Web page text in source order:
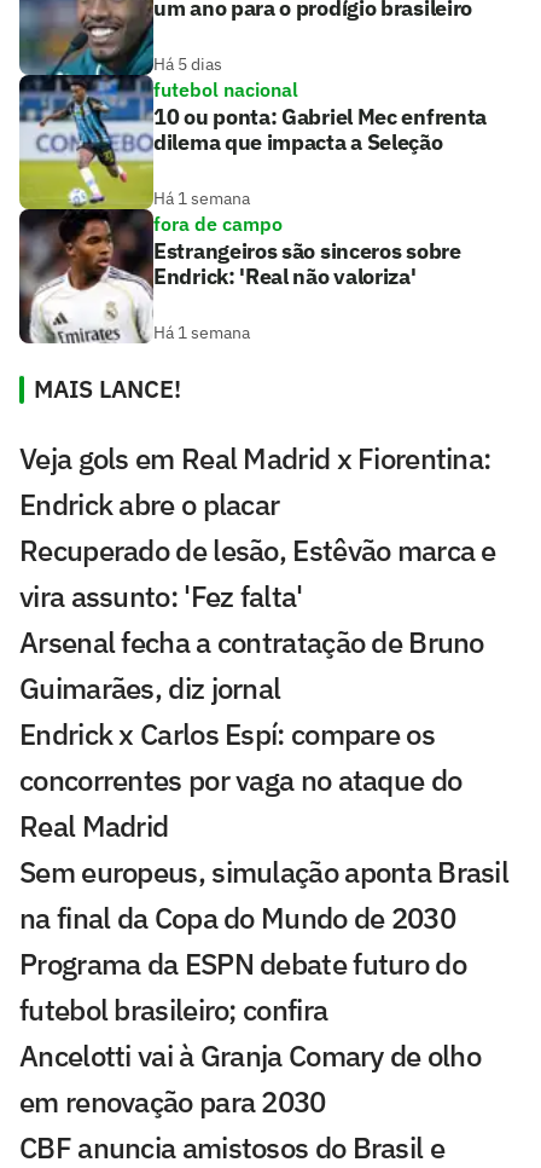
um ano para o prodígio brasileiro
Há 5 dias
futebol nacional
10 ou ponta: Gabriel Mec enfrenta
dilema que impacta a Seleção
Há 1 semana
fora de campo
Estrangeiros são sinceros sobre
Endrick: 'Real não valoriza'
Há 1 semana
MAIS LANCE!
Veja gols em Real Madrid x Fiorentina:
Endrick abre o placar
Recuperado de lesão, Estêvão marca e
vira assunto: 'Fez falta'
Arsenal fecha a contratação de Bruno
Guimarães, diz jornal
Endrick x Carlos Espí: compare os
concorrentes por vaga no ataque do
Real Madrid
Sem europeus, simulação aponta Brasil
na final da Copa do Mundo de 2030
Programa da ESPN debate futuro do
futebol brasileiro; confira
Ancelotti vai à Granja Comary de olho
em renovação para 2030
CBF anuncia amistosos do Brasil e